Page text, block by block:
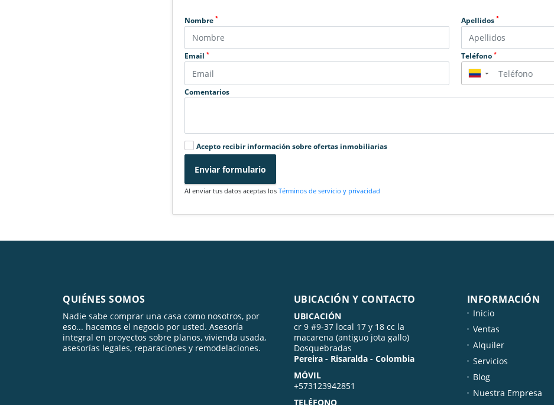
Nombre* Apellidos *
Email* Teléfono *
▼
Comentarios
Acepto recibir información sobre ofertas inmobiliarias
Enviar formulario
Al enviar tus datos aceptas losTérminos de servicio y privacidad
QUIÉNES SOMOS
Nadie sabe comprar una casa como nosotros, por
eso... hacemos el negocio por usted. Asesoría
integral en proyectos sobre planos, vivienda usada,
asesorías legales, reparaciones y remodelaciones.
UBICACIÓN Y CONTACTO
UBICACIÓN
cr 9 #9-37 local 17 y 18 cc la
macarena (antiguo jota gallo)
Dosquebradas
Pereira - Risaralda - Colombia
MÓVIL
+573123942851
TELÉFONO
INFORMACIÓN
Inicio
Ventas
Alquiler
Servicios
Blog
Nuestra Empresa